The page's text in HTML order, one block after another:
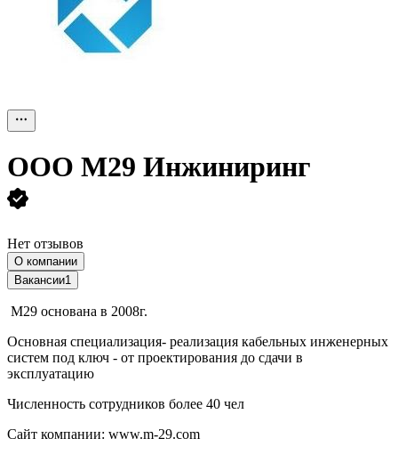
ООО М29 Инжиниринг
Нет отзывов
О компании
Вакансии1
М29 основана в 2008г.
Основная специализация- реализация кабельных инженерных
систем под ключ - от проектирования до сдачи в
эксплуатацию
Численность сотрудников более 40 чел
Сайт компании: www.m-29.com